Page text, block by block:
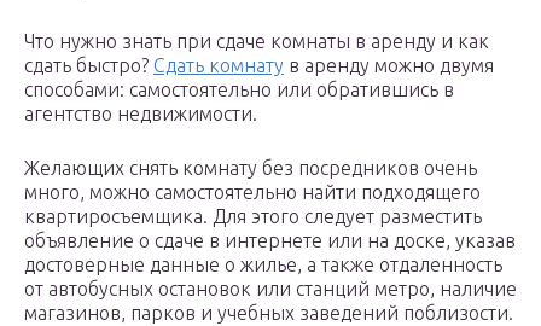
Что нужно знать при сдаче комнаты в аренду и как
сдать быстро? Сдать комнату в аренду можно двумя
способами: самостоятельно или обратившись в
агентство недвижимости.
Желающих снять комнату без посредников очень
много, можно самостоятельно найти подходящего
квартиросъемщика. Для этого следует разместить
объявление о сдаче в интернете или на доске, указав
достоверные данные о жилье, а также отдаленность
от автобусных остановок или станций метро, наличие
магазинов, парков и учебных заведений поблизости.